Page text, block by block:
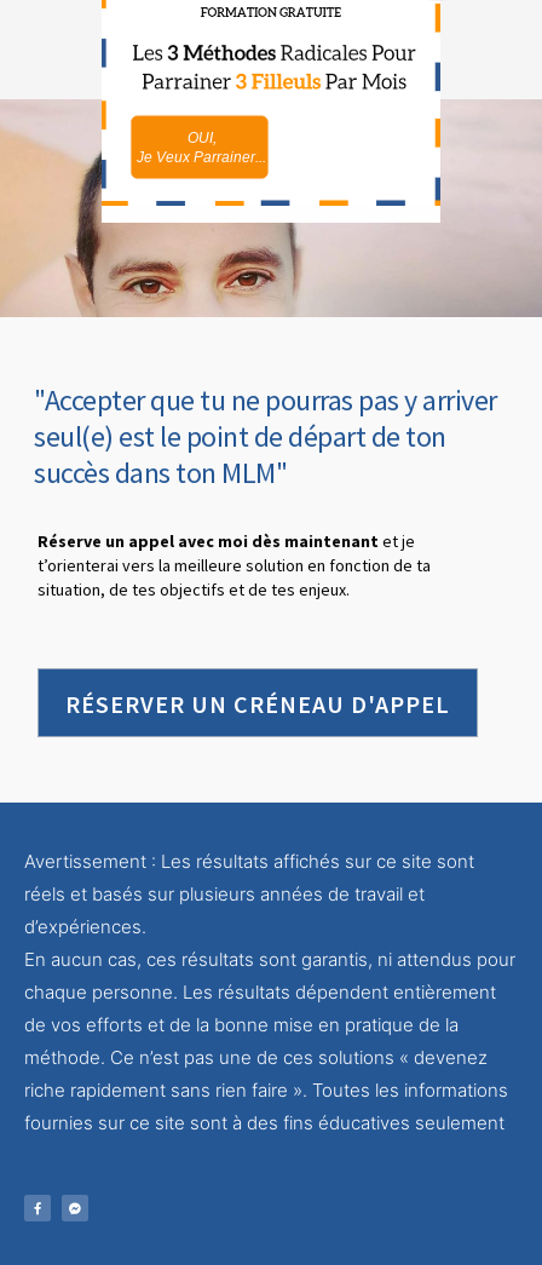
"Accepter que tu ne pourras pas y arriver
seul(e) est le point de départ de ton
succès dans ton MLM"
Réserve un appel avec moi dès maintenantet je
t’orienterai vers la meilleure solution en fonction de ta
situation, de tes objectifs et de tes enjeux.
RÉSERVER UN CRÉNEAU D'APPEL
Avertissement : Les résultats affichés sur ce site sont
réels et basés sur plusieurs années de travail et
d’expériences.
En aucun cas, ces résultats sont garantis, ni attendus pour
chaque personne. Les résultats dépendent entièrement
de vos efforts et de la bonne mise en pratique de la
méthode. Ce n’est pas une de ces solutions « devenez
riche rapidement sans rien faire ». Toutes les informations
fournies sur ce site sont à des fins éducatives seulement
OUI,
Je Veux Parrainer...